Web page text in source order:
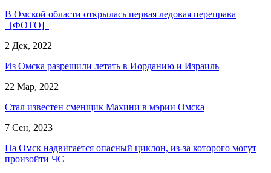
В Омской области открылась первая ледовая переправа
[ФОТО]
2 Дек, 2022
Из Омска разрешили летать в Иорданию и Израиль
22 Мар, 2022
Стал известен сменщик Махини в мэрии Омска
7 Сен, 2023
На Омск надвигается опасный циклон, из-за которого могут
произойти ЧС